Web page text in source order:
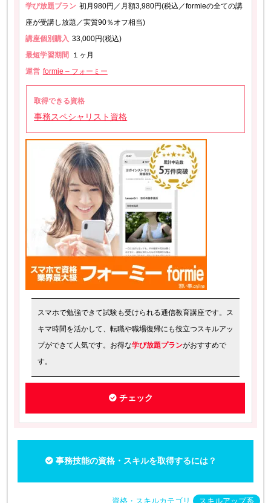
学び放題プラン 初月980円／月額3,980円(税込／formieの全ての講
座が受講し放題／実質90％オフ相当)
講座個別購入 33,000円(税込)
最短学習期間
１ヶ月
運営 formie – フォーミー
取得できる資格
事務スペシャリスト資格
スマホで勉強できて試験も受けられる通信教育講座です。ス
キマ時間を活かして、転職や職場復帰にも役立つスキルアッ
プができて人気です。お得な学び放題プランがおすすめで
す。
チェック
事務技能の資格・スキルを取得するには？
資格・スキルカテゴリ スキルアップ系